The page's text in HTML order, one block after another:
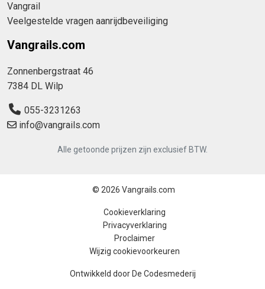
Vangrail
Veelgestelde vragen aanrijdbeveiliging
Vangrails.com
Zonnenbergstraat 46
7384 DL Wilp
055-3231263
info@vangrails.com
Alle getoonde prijzen zijn exclusief BTW.
© 2026 Vangrails.com
Cookieverklaring
Privacyverklaring
Proclaimer
Wijzig cookievoorkeuren
Ontwikkeld door De Codesmederij